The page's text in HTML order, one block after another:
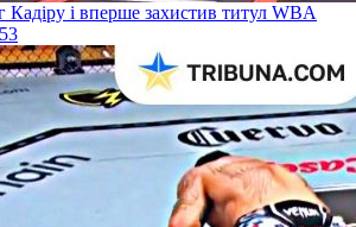
Кадіру і вперше захистив титул WBA